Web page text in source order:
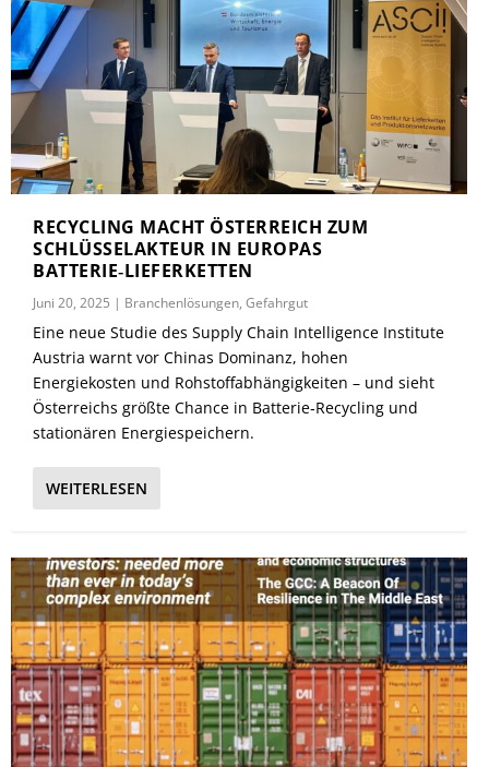
RECYCLING MACHT ÖSTERREICH ZUM
SCHLÜSSELAKTEUR IN EUROPAS
BATTERIE‑LIEFERKETTEN
Juni 20, 2025 | Branchenlösungen,Gefahrgut
Eine neue Studie des Supply Chain Intelligence Institute
Austria warnt vor Chinas Dominanz, hohen
Energiekosten und Rohstoffabhängigkeiten – und sieht
Österreichs größte Chance in Batterie‑Recycling und
stationären Energiespeichern.
WEITERLESEN